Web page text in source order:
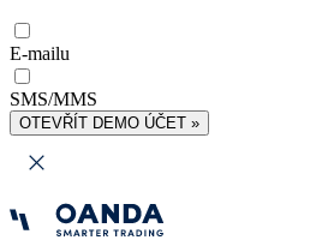
E-mailu
SMS/MMS
OTEVŘÍT DEMO ÚČET »